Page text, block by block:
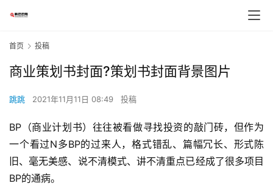
首页 投稿
商业策划书封面?策划书封面背景图片
跳跳 2021年11月11日 08:49 投稿
BP（商业计划书）往往被看做寻找投资的敲门砖，但作为
一个看过N多BP的过来人，格式错乱、篇幅冗长、形式陈
旧、毫无美感、说不清模式、讲不清重点已经成了很多项目
BP的通病。